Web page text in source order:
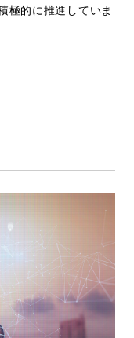
極的に推進していま